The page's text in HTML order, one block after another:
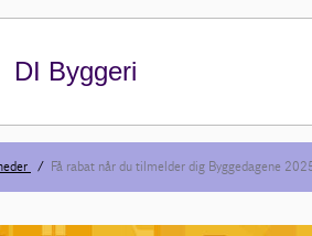
DI Byggeri
Få rabat når du tilmelder dig Byggedagene